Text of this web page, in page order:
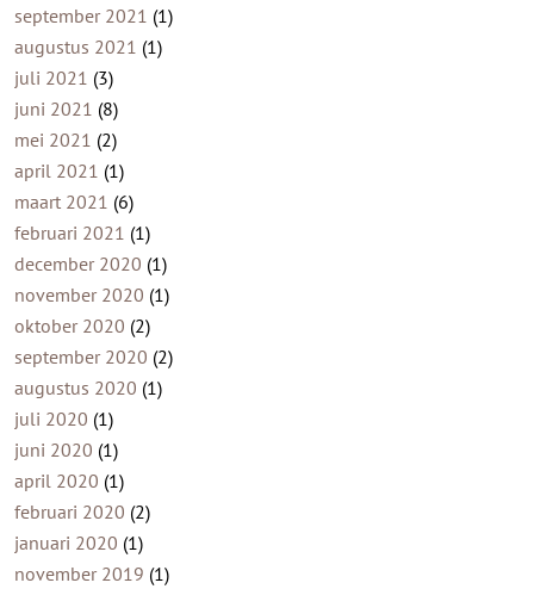
september 2021 (1)
augustus 2021 (1)
juli 2021 (3)
juni 2021 (8)
mei 2021 (2)
april 2021 (1)
maart 2021 (6)
februari 2021 (1)
december 2020 (1)
november 2020 (1)
oktober 2020 (2)
september 2020 (2)
augustus 2020 (1)
juli 2020 (1)
juni 2020 (1)
april 2020 (1)
februari 2020 (2)
januari 2020 (1)
november 2019 (1)